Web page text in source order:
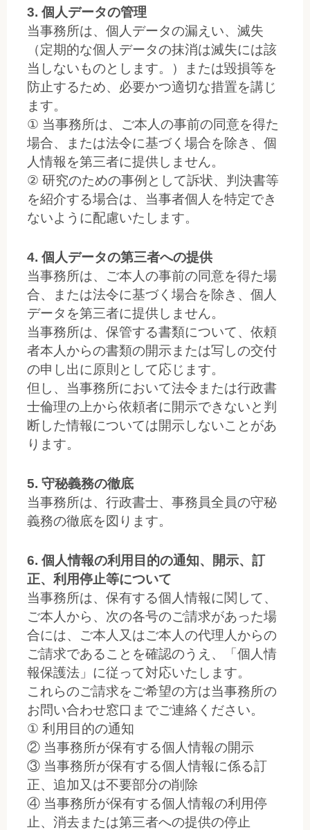
3. 個人データの管理
当事務所は、個人データの漏えい、滅失
（定期的な個人データの抹消は滅失には該
当しないものとします。）または毀損等を
防止するため、必要かつ適切な措置を講じ
ます。
① 当事務所は、ご本人の事前の同意を得た
場合、または法令に基づく場合を除き、個
人情報を第三者に提供しません。
② 研究のための事例として訴状、判決書等
を紹介する場合は、当事者個人を特定でき
ないように配慮いたします。
4. 個人データの第三者への提供
当事務所は、ご本人の事前の同意を得た場
合、または法令に基づく場合を除き、個人
データを第三者に提供しません。
当事務所は、保管する書類について、依頼
者本人からの書類の開示または写しの交付
の申し出に原則として応じます。
但し、当事務所において法令または行政書
士倫理の上から依頼者に開示できないと判
断した情報については開示しないことがあ
ります。
5. 守秘義務の徹底
当事務所は、行政書士、事務員全員の守秘
義務の徹底を図ります。
6. 個人情報の利用目的の通知、開示、訂
正、利用停止等について
当事務所は、保有する個人情報に関して、
ご本人から、次の各号のご請求があった場
合には、ご本人又はご本人の代理人からの
ご請求であることを確認のうえ、「個人情
報保護法」に従って対応いたします。
これらのご請求をご希望の方は当事務所の
お問い合わせ窓口までご連絡ください。
① 利用目的の通知
② 当事務所が保有する個人情報の開示
③ 当事務所が保有する個人情報に係る訂
正、追加又は不要部分の削除
④ 当事務所が保有する個人情報の利用停
止、消去または第三者への提供の停止